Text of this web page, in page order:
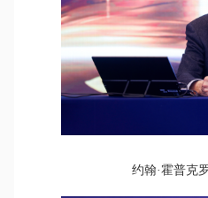
约翰·霍普克